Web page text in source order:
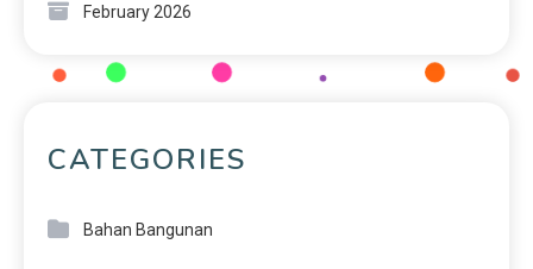
February 2026
CATEGORIES
Bahan Bangunan